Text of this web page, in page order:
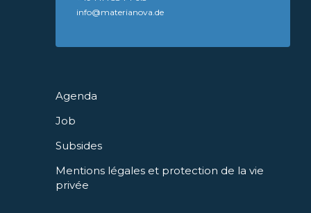
Agenda
Job
Subsides
Mentions légales et protection de la vie
privée
info@materianova.de